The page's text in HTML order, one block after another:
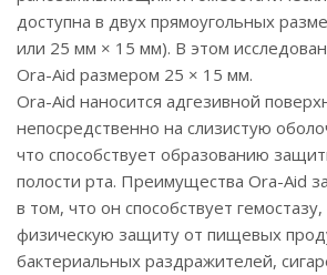
доступна в двух прямоугольных
или 25 мм × 15 мм). В этом
Ora-Aid размером 25 × 15 мм.
Ora-Aid наносится адгезивной
непосредственно на слизистую
что способствует образованию
полости рта. Преимущества Ora-Aid
в том, что он способствует
физическую защиту от пищевых
бактериальных раздражителей,